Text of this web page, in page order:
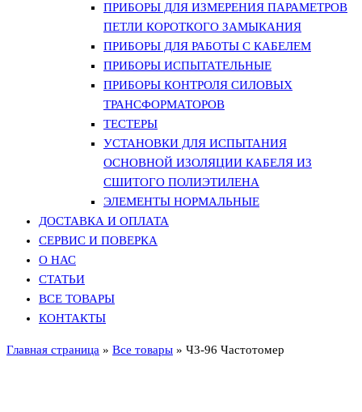
ПРИБОРЫ ДЛЯ ИЗМЕРЕНИЯ ПАРАМЕТРОВ
ПЕТЛИ КОРОТКОГО ЗАМЫКАНИЯ
ПРИБОРЫ ДЛЯ РАБОТЫ С КАБЕЛЕМ
ПРИБОРЫ ИСПЫТАТЕЛЬНЫЕ
ПРИБОРЫ КОНТРОЛЯ СИЛОВЫХ
ТРАНСФОРМАТОРОВ
ТЕСТЕРЫ
УСТАНОВКИ ДЛЯ ИСПЫТАНИЯ
ОСНОВНОЙ ИЗОЛЯЦИИ КАБЕЛЯ ИЗ
СШИТОГО ПОЛИЭТИЛЕНА
ЭЛЕМЕНТЫ НОРМАЛЬНЫЕ
ДОСТАВКА И ОПЛАТА
СЕРВИС И ПОВЕРКА
О НАС
СТАТЬИ
ВСЕ ТОВАРЫ
КОНТАКТЫ
Главная страница » Все товары » Ч3-96 Частотомер